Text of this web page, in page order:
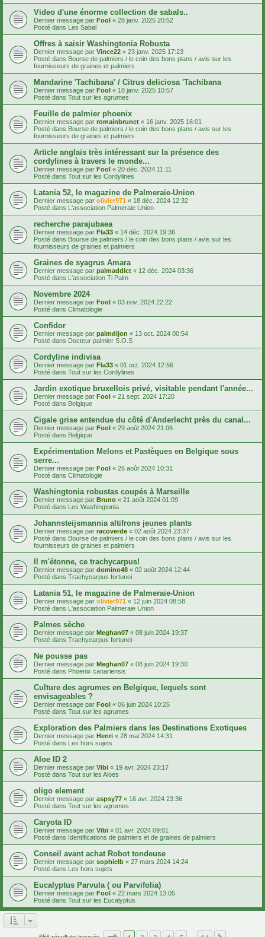
Video d'une énorme collection de sabals..
Dernier message par Fool « 28 janv. 2025 20:52
Posté dans Les Sabal
Offres à saisir Washingtonia Robusta
Dernier message par Vince22 « 23 janv. 2025 17:23
Posté dans Bourse de palmiers / le coin des bons plans / avis sur les
fournisseurs de graines et palmiers
Mandarine 'Tachibana' / Citrus deliciosa 'Tachibana
Dernier message par Fool « 18 janv. 2025 10:57
Posté dans Tout sur les agrumes
Feuille de palmier phoenix
Dernier message par romainbrunet « 16 janv. 2025 16:01
Posté dans Bourse de palmiers / le coin des bons plans / avis sur les
fournisseurs de graines et palmiers
Article anglais très intéressant sur la présence des
cordylines à travers le monde...
Dernier message par Fool « 20 déc. 2024 11:11
Posté dans Tout sur les Cordylines
Latania 52, le magazine de Palmeraie-Union
Dernier message par olivier971 « 18 déc. 2024 12:32
Posté dans L'association Palmeraie Union
recherche parajubaea
Dernier message par Fla33 « 14 déc. 2024 19:36
Posté dans Bourse de palmiers / le coin des bons plans / avis sur les
fournisseurs de graines et palmiers
Graines de syagrus Amara
Dernier message par palmaddict « 12 déc. 2024 03:36
Posté dans L'association Ti Palm
Novembre 2024
Dernier message par Fool « 03 nov. 2024 22:22
Posté dans Climatologie
Confidor
Dernier message par palmdijon « 13 oct. 2024 00:54
Posté dans Docteur palmier S.O.S
Cordyline indivisa
Dernier message par Fla33 « 01 oct. 2024 12:56
Posté dans Tout sur les Cordylines
Jardin exotique bruxellois privé, visitable pendant l'année...
Dernier message par Fool « 21 sept. 2024 17:20
Posté dans Belgique
Cigale grise entendue du côté d'Anderlecht près du canal...
Dernier message par Fool « 29 août 2024 21:06
Posté dans Belgique
Expérimentation Melons et Pastèques en Belgique sous
serre...
Dernier message par Fool « 26 août 2024 10:31
Posté dans Climatologie
Washingtonia robustas coupés à Marseille
Dernier message par Bruno « 21 août 2024 01:09
Posté dans Les Washingtonia
Johannsteijsmannia altifrons jeunes plants
Dernier message par racoverde « 02 août 2024 23:37
Posté dans Bourse de palmiers / le coin des bons plans / avis sur les
fournisseurs de graines et palmiers
Il m'étonne, ce trachycarpus!
Dernier message par domino48 « 02 août 2024 12:44
Posté dans Trachycarpus fortunei
Latania 51, le magazine de Palmeraie-Union
Dernier message par olivier971 « 12 juin 2024 08:58
Posté dans L'association Palmeraie Union
Palmes sèche
Dernier message par Meghan07 « 08 juin 2024 19:37
Posté dans Trachycarpus fortunei
Ne pousse pas
Dernier message par Meghan07 « 08 juin 2024 19:30
Posté dans Phoenix canariensis
Culture des agrumes en Belgique, lequels sont
envisageables ?
Dernier message par Fool « 06 juin 2024 10:25
Posté dans Tout sur les agrumes
Exploration des Palmiers dans les Destinations Exotiques
Dernier message par Henri « 28 mai 2024 14:31
Posté dans Les hors sujets
Aloe ID 2
Dernier message par Vibi « 19 avr. 2024 23:17
Posté dans Tout sur les Aloes
oligo element
Dernier message par aspsy77 « 16 avr. 2024 23:36
Posté dans Tout sur les agrumes
Caryota ID
Dernier message par Vibi « 01 avr. 2024 09:01
Posté dans Identifications de palmiers et de graines de palmiers
Conseil avant achat Robot tondeuse
Dernier message par sophielb « 27 mars 2024 14:24
Posté dans Les hors sujets
Eucalyptus Parvula ( ou Parvifolia)
Dernier message par Fool « 22 mars 2024 13:05
Posté dans Tout sur les Eucalyptus